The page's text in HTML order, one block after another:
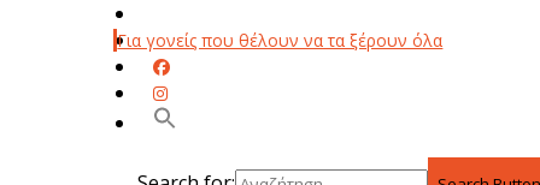
Για γονείς που θέλουν να τα ξέρουν όλα